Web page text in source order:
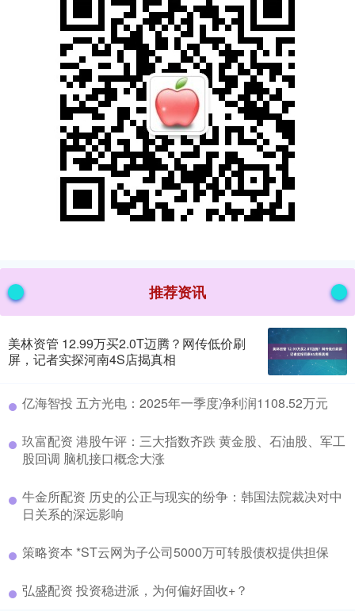
推荐资讯
美林资管 12.99万买2.0T迈腾？网传低价刷
屏，记者实探河南4S店揭真相
​亿海智投 五方光电：2025年一季度净利润1108.52万元
​玖富配资 港股午评：三大指数齐跌 黄金股、石油股、军工
股回调 脑机接口概念大涨
​牛金所配资 历史的公正与现实的纷争：韩国法院裁决对中
日关系的深远影响
​策略资本 *ST云网为子公司5000万可转股债权提供担保
​弘盛配资 投资稳进派，为何偏好固收+？